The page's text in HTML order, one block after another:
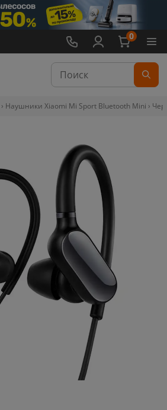
0
Наушники Xiaomi Mi Sport Bluetooth Mini